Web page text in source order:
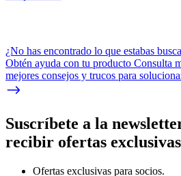
¿No has encontrado lo que estabas
Obtén ayuda con tu producto Consulta
mejores consejos y trucos para
Suscríbete a la
recibir ofertas exclusivas
Ofertas exclusivas para socios.